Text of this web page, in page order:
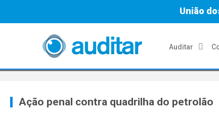
União
Auditar
Ação penal contra quadrilha do petrolão